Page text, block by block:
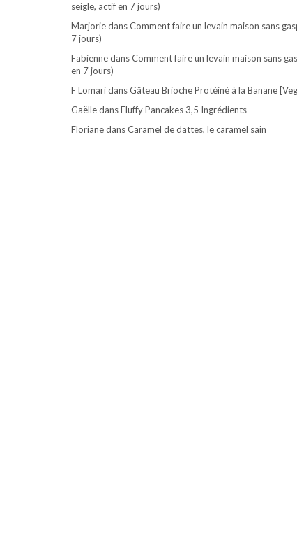
seigle, actif en 7 jours)
MarjoriedansComment faire un levain maison sans
7 jours)
FabiennedansComment faire un levain maison sans
en 7 jours)
F LomaridansGâteau Brioche Protéiné à la Banane
GaëlledansFluffy Pancakes 3,5 Ingrédients
FlorianedansCaramel de dattes, le caramel sain